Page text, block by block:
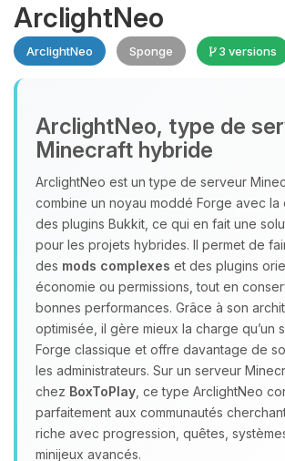
ArclightNeo
ArclightNeo Sponge 3 versions
ArclightNeo, type de
Minecraft hybride
ArclightNeo est un type de serveur
combine un noyau moddé Forge avec la
des plugins Bukkit, ce qui en fait une
pour les projets hybrides. Il permet de
des mods complexes et des plugins
économie ou permissions, tout en
bonnes performances. Grâce à son
optimisée, il gère mieux la charge qu’un
Forge classique et offre davantage de
les administrateurs. Sur un serveur
chez BoxToPlay , ce type ArclightNeo
parfaitement aux communautés
riche avec progression, quêtes,
minijeux avancés.
Youpi, enfin quelqu’un pour
parler ! Moi c’est Choupy,
assistant BoxToPlay. Dis-moi
tu as besoin et je vais remuer
petits circuits pour t’aider.
10/08/2026 à 19:26